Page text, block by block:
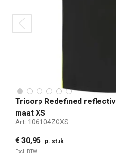
Tricorp Redefined
maat XS
Art: 106104ZGXS
€ 30,95 p. stuk
Excl. BTW
prev